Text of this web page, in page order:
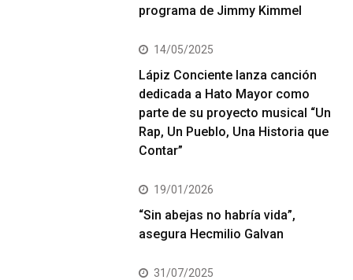
programa de Jimmy Kimmel
14/05/2025
Lápiz Conciente lanza canción
dedicada a Hato Mayor como
parte de su proyecto musical “Un
Rap, Un Pueblo, Una Historia que
Contar”
19/01/2026
“Sin abejas no habría vida”,
asegura Hecmilio Galvan
31/07/2025